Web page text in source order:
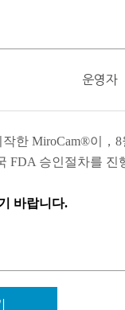
운영자
작한 MiroCam®이， 8
FDA 승인절차를 진
바랍니다.